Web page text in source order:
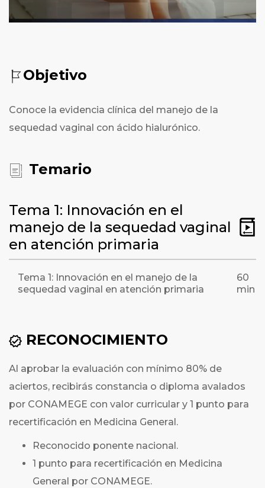
Objetivo
Conoce la evidencia clínica del manejo de la
sequedad vaginal con ácido hialurónico.
Temario
Tema 1: Innovación en el
manejo de la sequedad vaginal
en atención primaria
Tema 1: Innovación en el manejo de la
sequedad vaginal en atención primaria
60
min
RECONOCIMIENTO
Al aprobar la evaluación con mínimo 80% de
aciertos, recibirás constancia o diploma avalados
por CONAMEGE con valor curricular y 1 punto para
recertificación en Medicina General.
Reconocido ponente nacional.
1 punto para recertificación en Medicina
General por CONAMEGE.